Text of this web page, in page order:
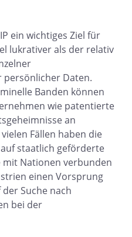
ein wichtiges Ziel für
lukrativer als der relativ
Daten.
Banden können
wie patentierte
an
Fällen haben die
staatlich geförderte
Nationen verbunden
einen Vorsprung
Suche nach
bei der